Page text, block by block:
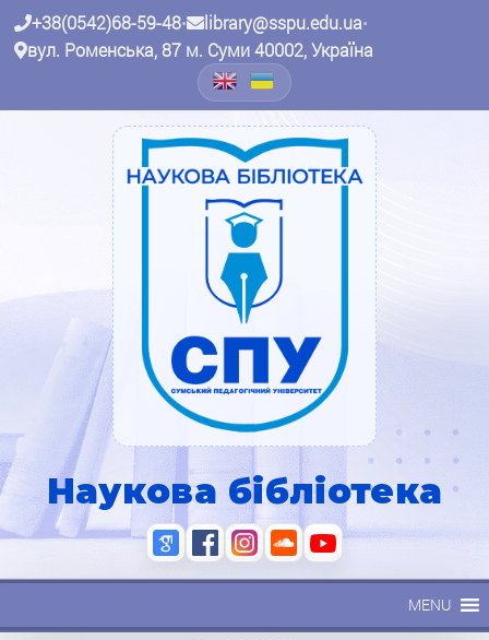
+38(0542)68-59-48• library@sspu.edu.ua•
вул. Роменська, 87 м. Суми 40002, Україна
Наукова бібліотека
MENU